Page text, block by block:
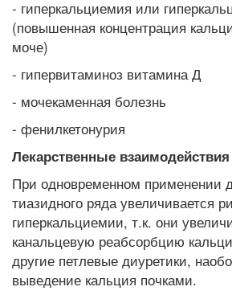
- гиперкальциемия или
(повышенная концентрация
моче)
- гипервитаминоз витамина Д
- мочекаменная болезнь
- фенилкетонурия
Лекарственные взаимодействия
При одновременном применении
тиазидного ряда увеличивается
гиперкальциемии, т.к. они
канальцевую реабсорбцию
другие петлевые диуретики,
выведение кальция почками.